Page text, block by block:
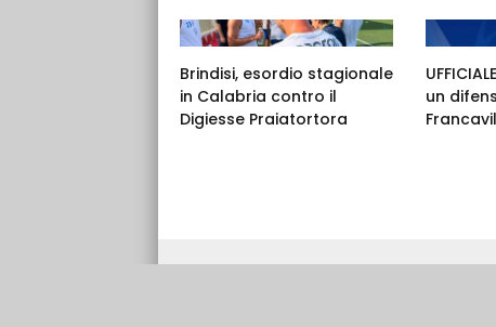
Brindisi, esordio stagionale
in Calabria contro il
Digiesse Praiatortora
un